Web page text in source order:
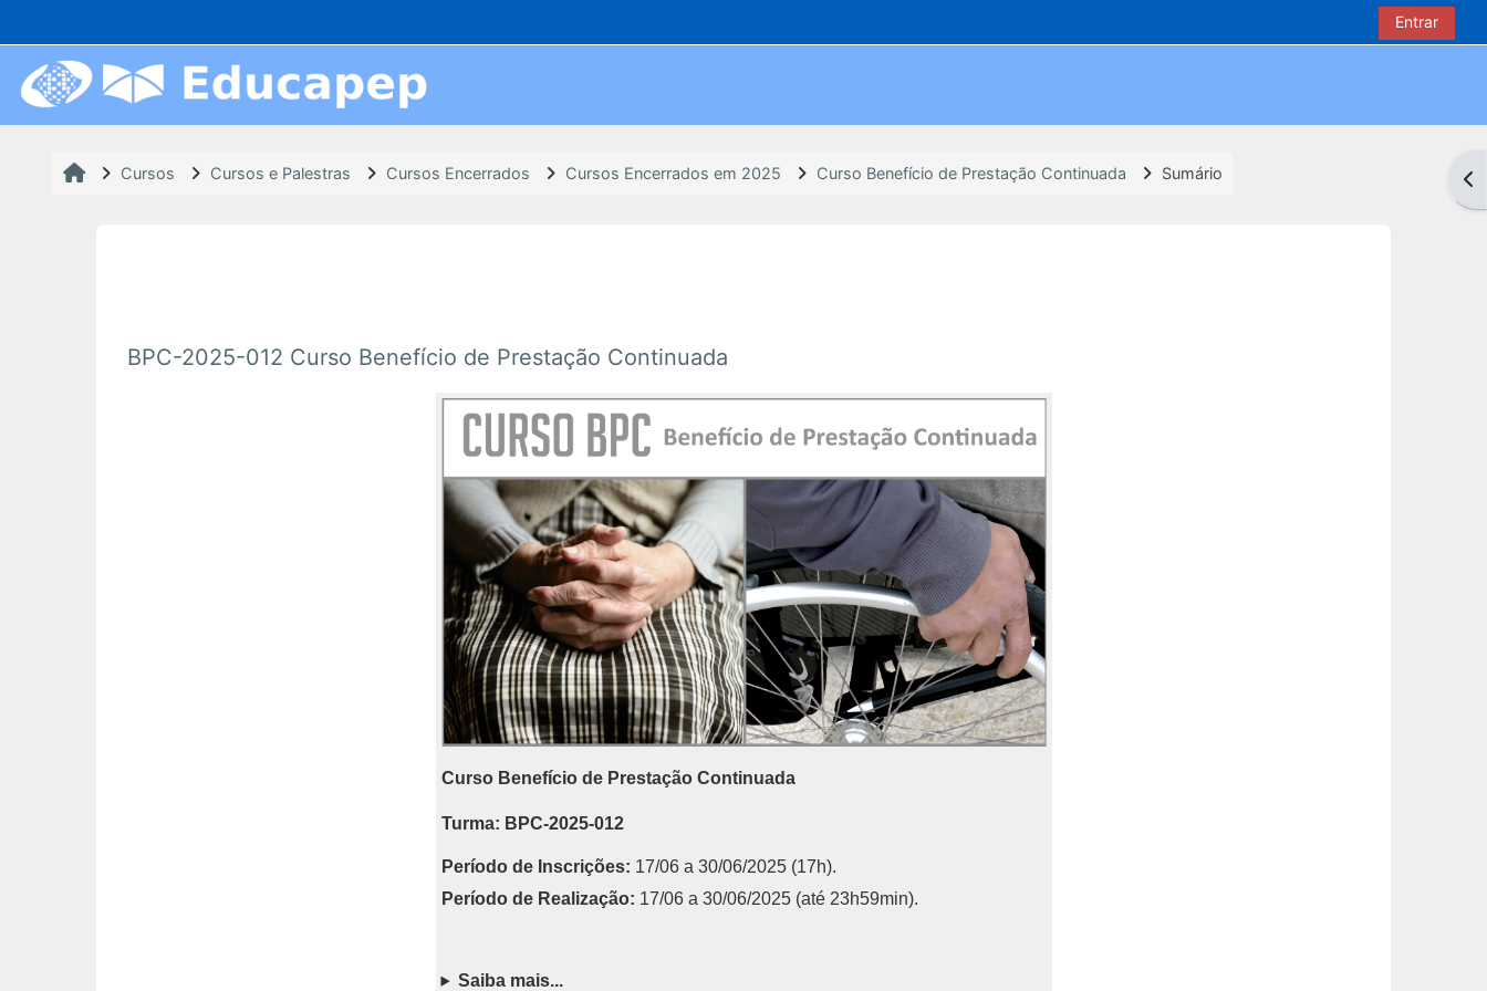
Entrar
Cursos Cursos e Palestras Cursos Encerrados Cursos Encerrados em 2025 Curso Benefício de Prestação Continuada Sumário
BPC-2025-012 Curso Benefício de Prestação Continuada
Curso Benefício de Prestação Continuada
Turma: BPC-2025-012
Período de Inscrições: 17/06 a 30/06/2025 (17h).
Período de Realização: 17/06 a 30/06/2025 (até 23h59min).
Saiba mais...